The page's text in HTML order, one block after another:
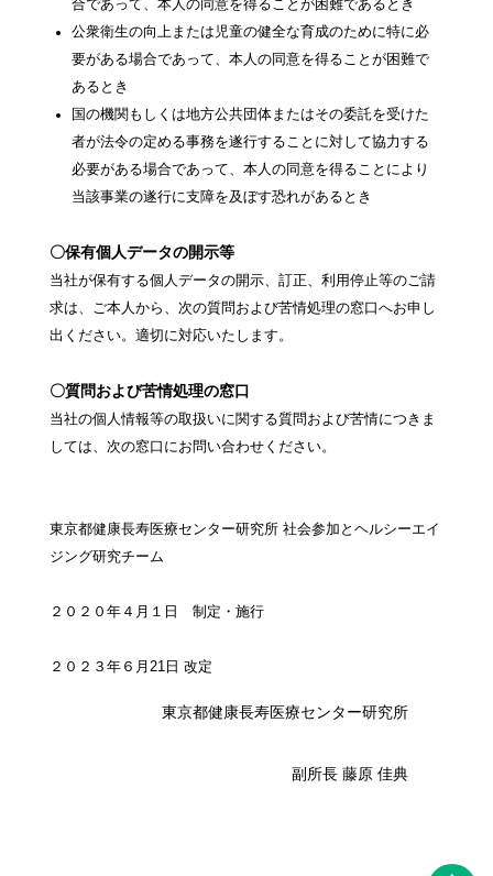
合であって、本人の同意を得ることが困難であるとき
公衆衛生の向上または児童の健全な育成のために特に必
要がある場合であって、本人の同意を得ることが困難で
あるとき
国の機関もしくは地方公共団体またはその委託を受けた
者が法令の定める事務を遂行することに対して協力する
必要がある場合であって、本人の同意を得ることにより
当該事業の遂行に支障を及ぼす恐れがあるとき
〇保有個人データの開示等
当社が保有する個人データの開示、訂正、利用停止等のご請
求は、ご本人から、次の質問および苦情処理の窓口へお申し
出ください。適切に対応いたします。
〇質問および苦情処理の窓口
当社の個人情報等の取扱いに関する質問および苦情につきま
しては、次の窓口にお問い合わせください。
東京都健康長寿医療センター研究所 社会参加とヘルシーエイ
ジング研究チーム
２０２０年４月１日 制定・施行
２０２３年６月21日 改定
東京都健康長寿医療センター研究所
副所長 藤原 佳典